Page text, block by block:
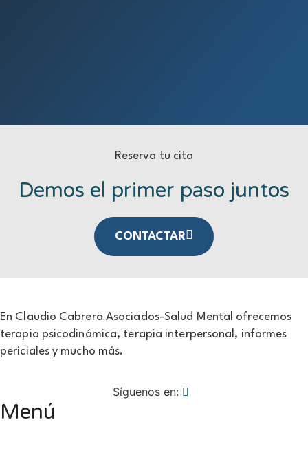
Reserva tu cita
Demos el primer paso juntos
CONTACTAR
En Claudio Cabrera Asociados-Salud Mental ofrecemos
terapia psicodinámica, terapia interpersonal, informes
periciales y mucho más.
Síguenos en:
Menú